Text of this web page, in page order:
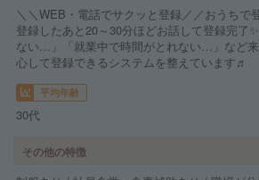
＼＼WEB・電話でサクッと登録／／おうちで
登録したあと20～30分ほどお話して登録完了
ない…」「就業中で時間がとれない…」など
心して登録できるシステムを整えています♬
平均年齢
30代
その他の特徴